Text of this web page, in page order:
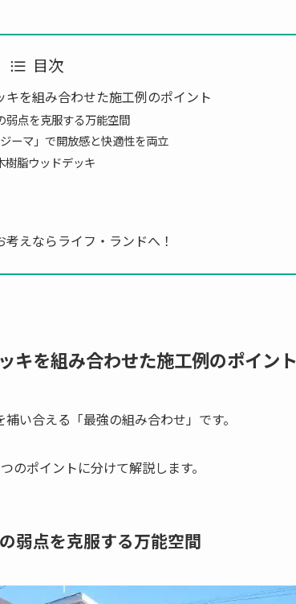
目次
を組み合わせた施工例のポイント
弱点を克服する万能空間
ーマ」で開放感と快適性を両立
樹脂ウッドデッキ
えならライフ・ランドへ！
キを組み合わせた施工例のポイント
い合える「最強の組み合わせ」です。
ポイントに分けて解説します。
弱点を克服する万能空間